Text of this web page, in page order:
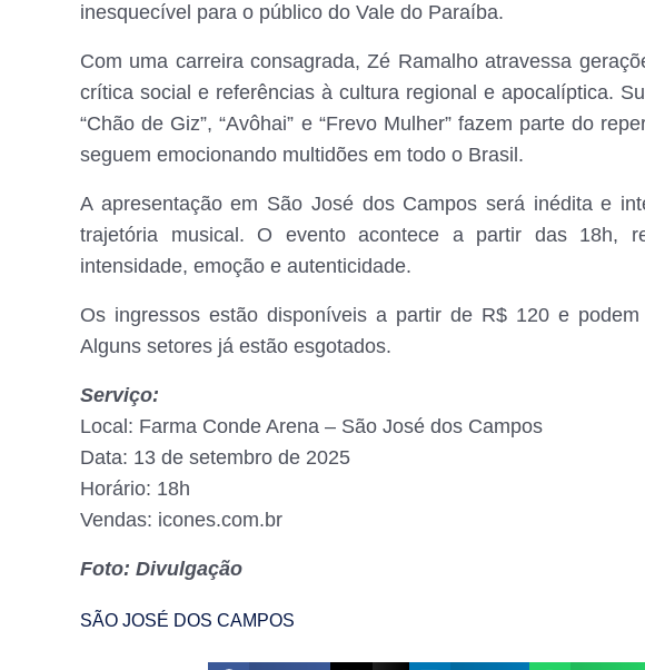
inesquecível para o público do Vale do Paraíba.
Com uma carreira consagrada, Zé Ramalho atravessa
crítica social e referências à cultura regional e apocalíptica.
“Chão de Giz”, “Avôhai” e “Frevo Mulher” fazem parte do
seguem emocionando multidões em todo o Brasil.
A apresentação em São José dos Campos será inédita e
trajetória musical. O evento acontece a partir das 18h,
intensidade, emoção e autenticidade.
Os ingressos estão disponíveis a partir de R$ 120 e
Alguns setores já estão esgotados.
Serviço:
Local: Farma Conde Arena – São José dos Campos
Data: 13 de setembro de 2025
Horário: 18h
Vendas: icones.com.br
Foto: Divulgação
SÃO JOSÉ DOS CAMPOS